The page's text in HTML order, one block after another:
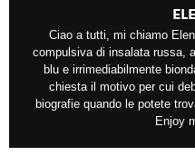
Ciao a tutti, mi chiamo
compulsiva di insalata russa,
blu e irrimediabilmente
chiesta il motivo per cui
biografie quando le potete
Enjoy